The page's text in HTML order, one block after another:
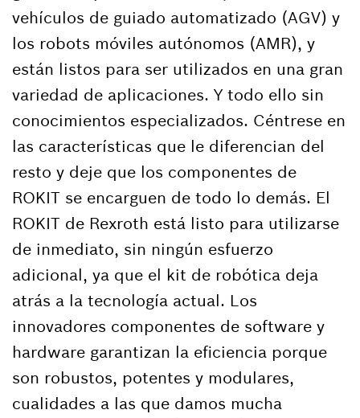
vehículos de guiado automatizado (AGV) y
los robots móviles autónomos (AMR), y
están listos para ser utilizados en una gran
variedad de aplicaciones. Y todo ello sin
conocimientos especializados. Céntrese en
las características que le diferencian del
resto y deje que los componentes de
ROKIT se encarguen de todo lo demás. El
ROKIT de Rexroth está listo para utilizarse
de inmediato, sin ningún esfuerzo
adicional, ya que el kit de robótica deja
atrás a la tecnología actual. Los
innovadores componentes de software y
hardware garantizan la eficiencia porque
son robustos, potentes y modulares,
cualidades a las que damos mucha